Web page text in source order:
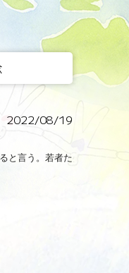
2022/08/19
と言う。若者た